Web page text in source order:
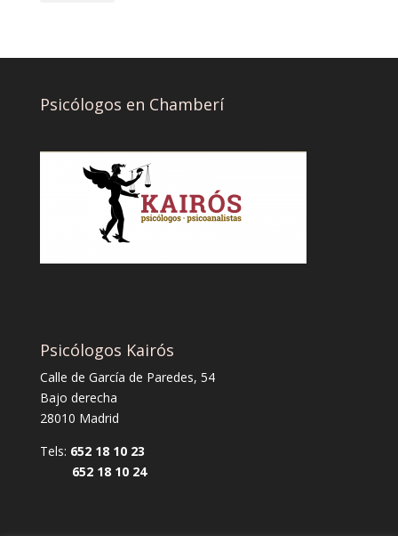
Psicólogos en Chamberí
Psicólogos Kairós
Calle de García de Paredes, 54
Bajo derecha
28010 Madrid
Tels: 652 18 10 23
652 18 10 24